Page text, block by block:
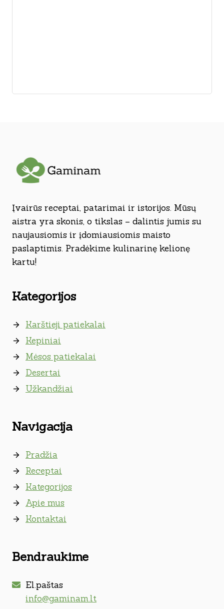
Įvairūs receptai, patarimai ir istorijos. Mūsų
aistra yra skonis, o tikslas – dalintis jumis su
naujausiomis ir įdomiausiomis maisto
paslaptimis. Pradėkime kulinarinę kelionę
kartu!
Kategorijos
Karštieji patiekalai
Kepiniai
Mėsos patiekalai
Desertai
Užkandžiai
Navigacija
Pradžia
Receptai
Kategorijos
Apie mus
Kontaktai
Bendraukime
El.paštas
info@gaminam.lt